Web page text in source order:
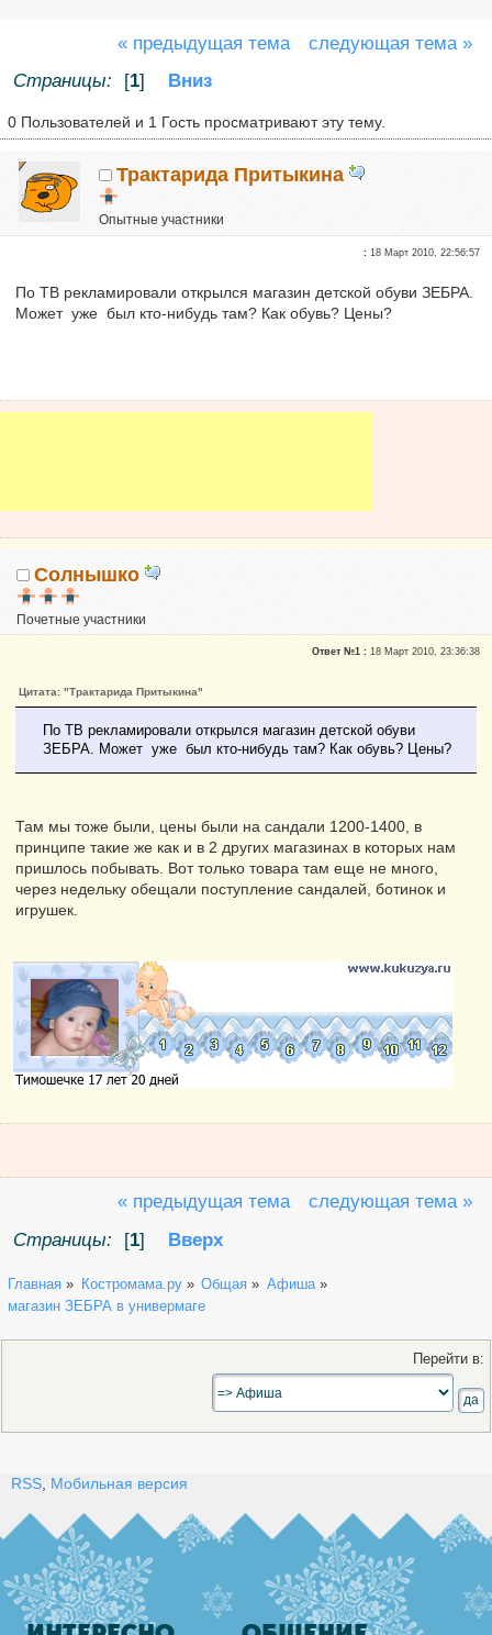
« предыдущая тема
следующая тема »
Страницы:
[1] Вниз
0 Пользователей и 1 Гость просматривают эту тему.
Трактарида Притыкина
Опытные участники
:18 Март 2010, 22:56:57
По ТВ рекламировали открылся магазин детской обуви ЗЕБРА.
Может уже был кто-нибудь там? Как обувь? Цены?
Солнышко
Почетные участники
Ответ №1 :18 Март 2010, 23:36:38
Цитата: "Трактарида Притыкина"
По ТВ рекламировали открылся магазин детской обуви
ЗЕБРА. Может уже был кто-нибудь там? Как обувь? Цены?
Там мы тоже были, цены были на сандали 1200-1400, в
принципе такие же как и в 2 других магазинах в которых нам
пришлось побывать. Вот только товара там еще не много,
через недельку обещали поступление сандалей, ботинок и
игрушек.
« предыдущая тема
следующая тема »
Страницы:
[1] Вверх
Главная » Костромама.ру» Общая » Афиша»
магазин ЗЕБРА в универмаге
Перейти в:
RSS, Мобильная версия